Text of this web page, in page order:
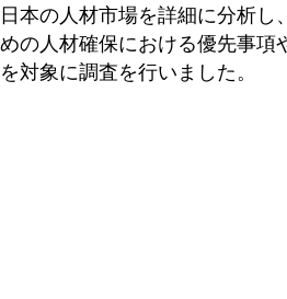
本の人材市場を詳細に分析し
の人材確保における優先事項
対象に調査を行いました。